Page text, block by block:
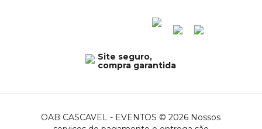
Site seguro,
compra garantida
OAB CASCAVEL - EVENTOS © 2026 Nossos